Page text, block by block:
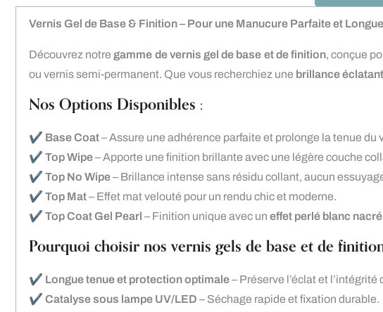
Vernis Gel de Base & Finition – Pour une Manucure Parfaite et
Découvrez notre gamme de vernis gel de base et de finition, conçue
ou vernis semi-permanent. Que vous recherchiez une brillance
Nos Options Disponibles :
✔️ Base Coat– Assure une adhérence parfaite et prolonge la tenue du
✔️ Top Wipe– Apporte une finition brillante avec une légère couche
✔️ Top No Wipe– Brillance intense sans résidu collant, aucun
✔️ Top Mat– Effet mat velouté pour un rendu chic et moderne.
✔️ Top Coat Gel Pearl – Finition unique avec un effet perlé blanc
Pourquoi choisir nos vernis gels de base et de
✔️ Longue tenue et protection optimale– Préserve l’éclat et l’intégrité
✔️ Catalyse sous lampe UV/LED – Séchage rapide et fixation durable.